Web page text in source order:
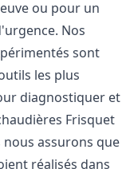
ou pour un
Nos
sont
les plus
diagnostiquer et
Frisquet
nous assurons que
réalisés dans